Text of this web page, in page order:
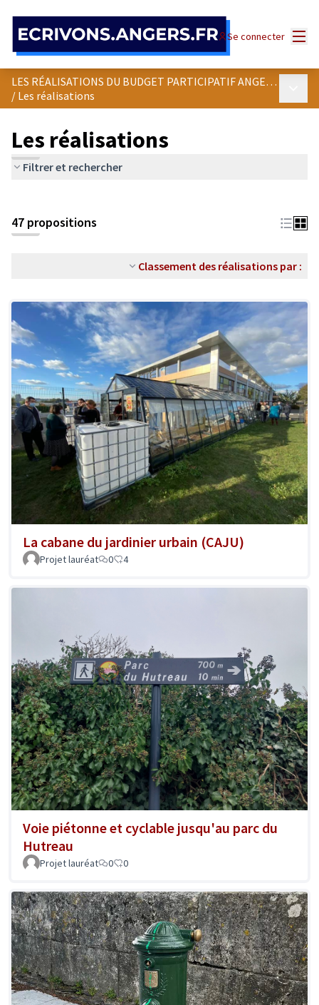
Se connecter
LES RÉALISATIONS DU BUDGET PARTICIPATIF ANGEVIN
/ Les réalisations
Les réalisations
Filtrer et rechercher
47 propositions
Classement des réalisations par :
La cabane du jardinier urbain (CAJU)
Projet lauréat 0 4
Voie piétonne et cyclable jusqu'au parc du
Hutreau
Projet lauréat 0 0